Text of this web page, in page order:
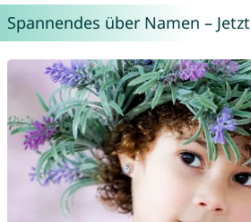
Spannendes über Namen –